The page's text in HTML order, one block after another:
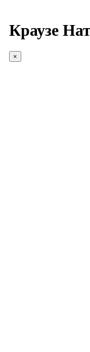
Краузе
×